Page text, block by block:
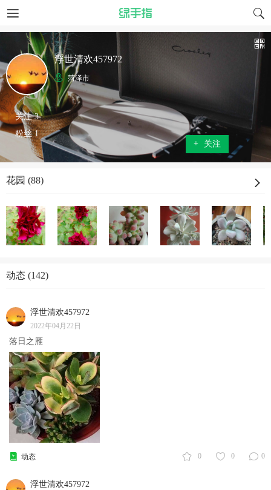
关注 3
粉丝 1
浮世清欢457972
菏泽市
+ 关注
花园 (88)
动态 (142)
浮世清欢457972
2022年04月22日
落日之雁
0 0 0
动态
浮世清欢457972